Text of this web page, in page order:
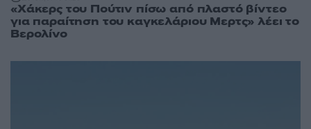
«Χάκερς του Πούτιν πίσω από πλαστό βίντεο
για παραίτηση του καγκελάριου Μερτς» λέει το
Βερολίνο